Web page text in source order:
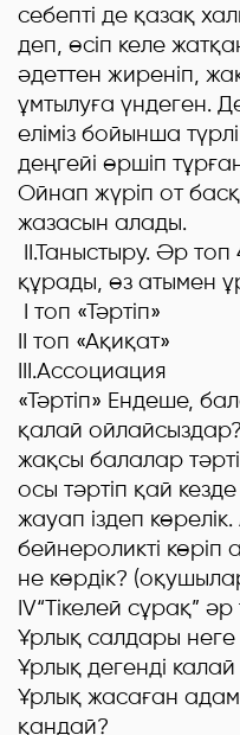
себепті де қазақ
деп, өсіп келе
әдеттен жиреніп,
ұмтылуға үндеген.
еліміз бойынша
деңгейі өршіп
Ойнап жүріп от
жазасын алады.
ІІ.Таныстыру. Әр
құрады, өз атымен
І топ «Тәртіп»
ІІ топ «Ақиқат»
ІІІ.Ассоциация
«Тәртіп» Ендеше,
қалай ойлайсыздар?
жақсы балалар
осы тәртіп қай
жауап іздеп
бейнероликті
не көрдік?
ІV“Тікелей сұрақ”
Ұрлық салдары неге
Ұрлық дегенді калай
Ұрлық жасаған
қандай?